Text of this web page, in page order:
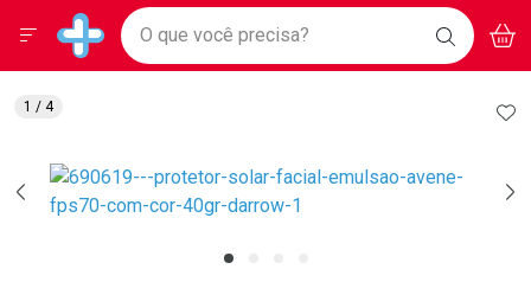
Drogarias Pacheco
Baixe nosso APP e aproveite Ofertas Exclusivas!
BAIXE
O APP
Ir direto para a home
pela página
Ir direto para o conteúdo
Ir direto para a busca
Ir direto para a conta
Ir direto para a notificações
Ir direto para o carrinho
Ir direto para o menu
Faça a sua busca
O que você precisa? BUSCAR
Menu
1 / 4